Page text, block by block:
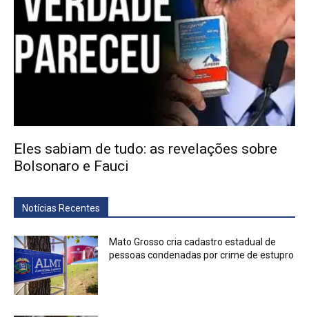
Eles sabiam de tudo: as revelações sobre
Bolsonaro e Fauci
Notícias Recentes
Mato Grosso cria cadastro estadual de
pessoas condenadas por crime de estupro